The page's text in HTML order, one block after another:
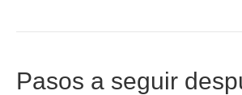
Pasos a seguir